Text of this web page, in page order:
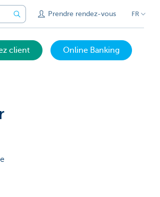
Prendre rendez-vous FR
client Online Banking